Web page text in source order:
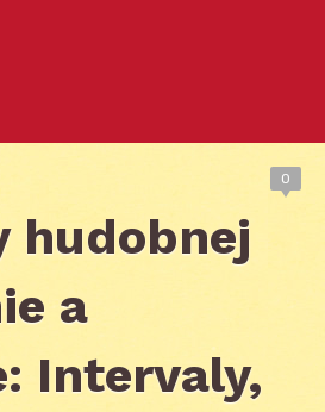
0
hudobnej
a
Intervaly,